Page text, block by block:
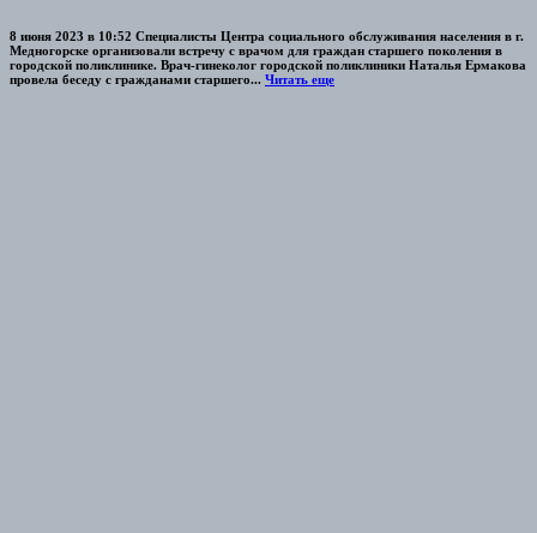
8 июня 2023 в 10:52 Специалисты Центра социального обслуживания населения в г.
Медногорске организовали встречу с врачом для граждан старшего поколения в
городской поликлинике. Врач-гинеколог городской поликлиники Наталья Ермакова
провела беседу с гражданами старшего... Читать еще